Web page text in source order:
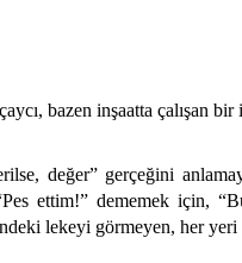
bazen inşaatta çalışan bir
değer” gerçeğini
ettim!” dememek için,
lekeyi görmeyen, her yeri